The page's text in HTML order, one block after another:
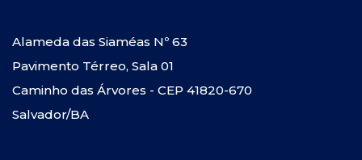
Alameda das Siaméas Nº 63
Pavimento Térreo, Sala 01
Caminho das Árvores - CEP 41820-670
Salvador/BA